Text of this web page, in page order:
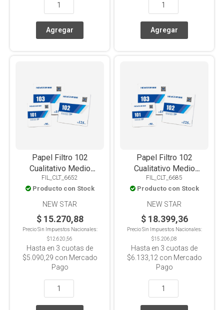
Papel Filtro 102
Cualitativo Medio
110mm X 100u
FIL_CLT_6652
Producto con Stock
NEW STAR
$ 15.270,88
Precio Sin Impuestos Nacionales:
$12.620,56
Hasta en 3 cuotas de
$5.090,29 con Mercado
Pago
Papel Filtro 102
Cualitativo Medio
125mm X 100u
FIL_CLT_6685
Producto con Stock
NEW STAR
$ 18.399,36
Precio Sin Impuestos Nacionales:
$15.206,08
Hasta en 3 cuotas de
$6.133,12 con Mercado
Pago